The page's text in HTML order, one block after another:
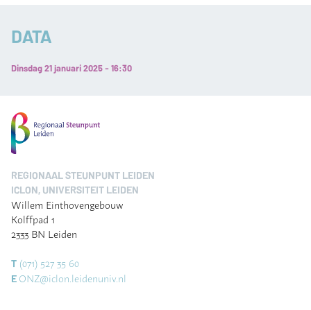
DATA
Dinsdag 21 januari 2025 - 16:30
REGIONAAL STEUNPUNT LEIDEN
ICLON, UNIVERSITEIT LEIDEN
Willem Einthovengebouw
Kolffpad 1
2333 BN Leiden
T (071) 527 35 60
E ONZ@iclon.leidenuniv.nl